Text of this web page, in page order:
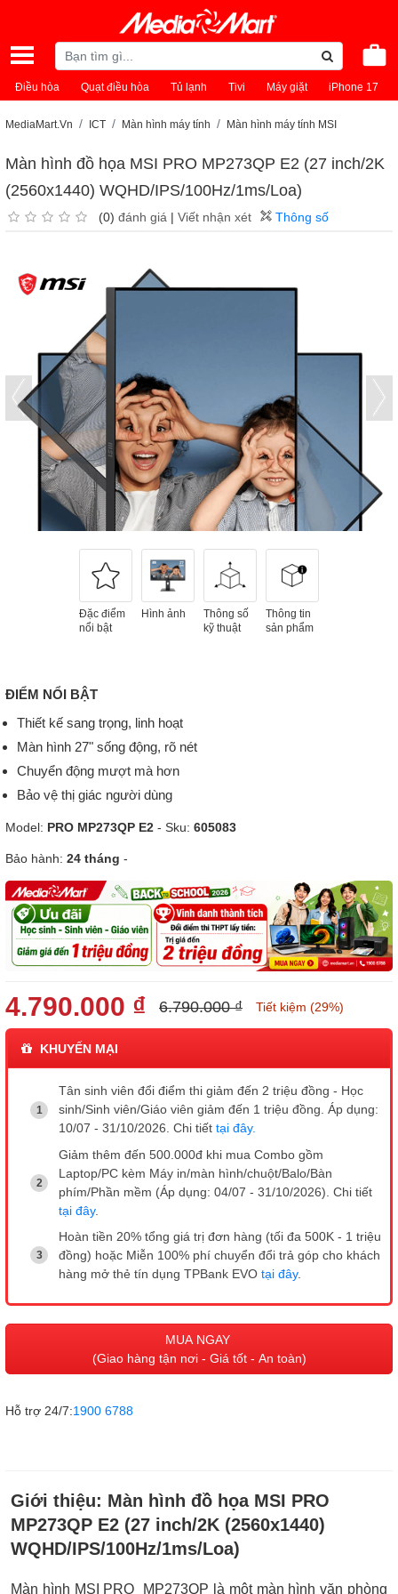
Điều hòa Quạt điều hòa Tủ lạnh Tivi Máy giặt iPhone 17
MediaMart.Vn ICT Màn hình máy tính Màn hình máy tính MSI
Màn hình đồ họa MSI PRO MP273QP E2 (27 inch/2K
(2560x1440) WQHD/IPS/100Hz/1ms/Loa)
(0) đánh giá | Viết nhận xét Thông số
Đặc điểm
nổi bật
Hình ảnh
Thông số
kỹ thuật
Thông tin
sản phẩm
ĐIỂM NỔI BẬT
Thiết kế sang trọng, linh hoạt
Màn hình 27" sống động, rõ nét
Chuyển động mượt mà hơn
Bảo vệ thị giác người dùng
Model: PRO MP273QP E2 - Sku: 605083
Bảo hành: 24 tháng -
4.790.000 ₫ 6.790.000 ₫ Tiết kiệm (29%)
KHUYẾN MẠI
Tân sinh viên đổi điểm thi giảm đến 2 triệu đồng - Học
sinh/Sinh viên/Giáo viên giảm đến 1 triệu đồng. Áp dụng:
10/07 - 31/10/2026. Chi tiết tại đây.
Giảm thêm đến 500.000đ khi mua Combo gồm
Laptop/PC kèm Máy in/màn hình/chuột/Balo/Bàn
phím/Phần mềm (Áp dụng: 04/07 - 31/10/2026). Chi tiết
tại đây.
Hoàn tiền 20% tổng giá trị đơn hàng (tối đa 500K - 1 triệu
đồng) hoặc Miễn 100% phí chuyển đổi trả góp cho khách
hàng mở thẻ tín dụng TPBank EVO tại đây.
MUA NGAY
(Giao hàng tận nơi - Giá tốt - An toàn)
Hỗ trợ 24/7:1900 6788
Giới thiệu: Màn hình đồ họa MSI PRO
MP273QP E2 (27 inch/2K (2560x1440)
WQHD/IPS/100Hz/1ms/Loa)
Màn hình MSI PRO MP273QP là một màn hình văn phòng